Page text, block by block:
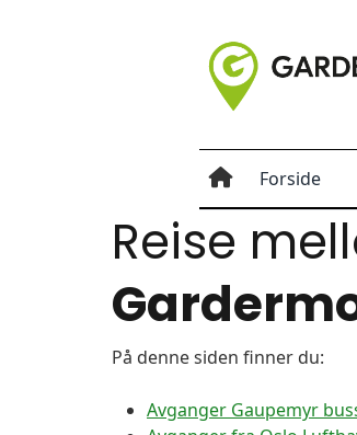
Forside
Reise
På denne siden finner du:
Avganger Gaupemyr